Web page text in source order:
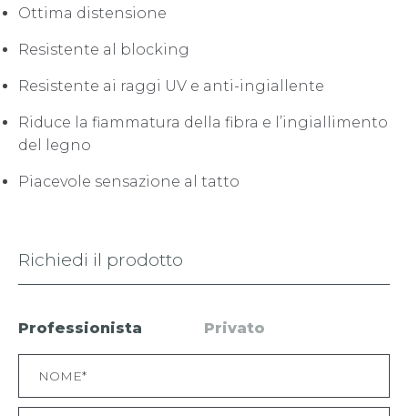
Ottima distensione
Resistente al blocking
Resistente ai raggi UV e anti-ingiallente
Riduce la fiammatura della fibra e l’ingiallimento
del legno
Piacevole sensazione al tatto
Richiedi il prodotto
Professionista Privato